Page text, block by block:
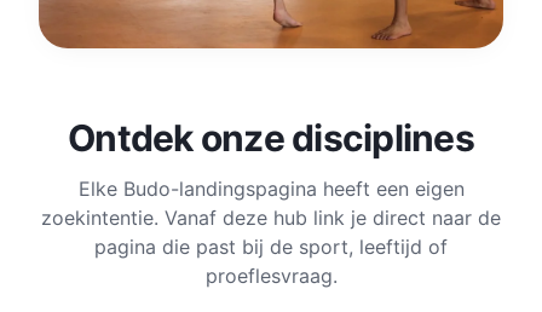
Ontdek onze disciplines
Elke Budo-landingspagina heeft een eigen
zoekintentie. Vanaf deze hub link je direct naar de
pagina die past bij de sport, leeftijd of
proeflesvraag.